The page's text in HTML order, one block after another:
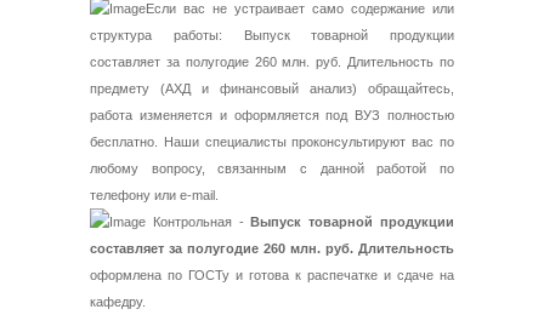
Если вас не устраивает само содержание или
структура работы: Выпуск товарной продукции
составляет за полугодие 260 млн. руб. Длительность по
предмету (АХД и финансовый анализ) обращайтесь,
работа изменяется и оформляется под ВУЗ полностью
бесплатно. Наши специалисты проконсультируют вас по
любому вопросу, связанным с данной работой по
телефону или e-mail.
Контрольная -Выпуск товарной продукции
составляет за полугодие 260 млн. руб. Длительность
оформлена по ГОСТу и готова к распечатке и сдаче на
кафедру.